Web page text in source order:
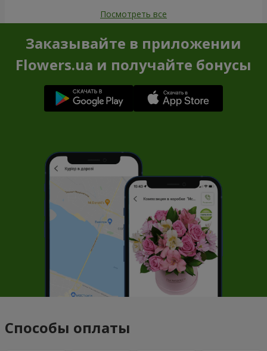
Посмотреть все
Заказывайте в приложении
Flowers.ua и получайте бонусы
Способы оплаты